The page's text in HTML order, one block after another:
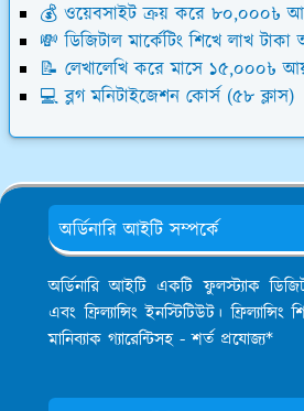
💰 ওয়েবসাইট ক্রয় করে ৮০,০০০৳
💸 ডিজিটাল মার্কেটিং শিখে লাখ
📝 লেখালেখি করে মাসে ১৫,০০০৳
💻 ব্লগ মনিটাইজেশন কোর্স (৫৮ ক্লাস)
অর্ডিনারি আইটি সম্পর্কে
অর্ডিনারি আইটি একটি ফুলস্ট্যাক
এবং ফ্রিল্যান্সিং ইনস্টিটিউট।
মানিব্যাক গ্যারেন্টিসহ - শর্ত প্রযোজ্য*